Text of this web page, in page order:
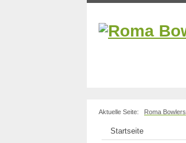
Aktuelle Seite: Roma Bowlers
Startseite